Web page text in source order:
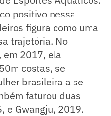
positivo nessa
figura como uma
trajetória. No
em 2017, ela
costas, se
brasileira a se
faturou duas
e Gwangju, 2019.